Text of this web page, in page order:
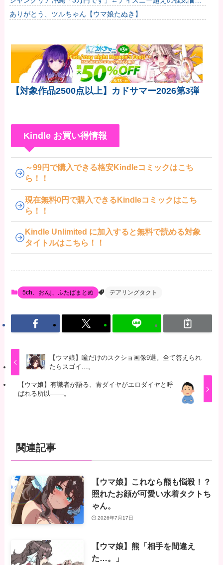
ｗｗｗ
ありがとう、ツルちゃん【ウマ娘たぬき】
【対象作品2500点以上】カドサマー2026第3弾
Kindle お買い得情報
～99円で購入できる格安Kindleコミックはこち
ら！！
現在無料0円で購入できるKindleコミックはこち
ら！！
Kindle Unlimited に加入すると無料で読める対象
タイトルはこちら！！
5ch、おんj、ふたばまとめ デアリングタクト
【ウマ娘】瞳だけのスクショ画像9選。全て答えられ
たらスゴイ…。
【ウマ娘】有識者が語る、青ダイヤがエロダイヤと呼
ばれる所以───。
関連記事
【ウマ娘】これなら熊も悩殺！？
照れたお顔が可愛い水着タクトち
ゃん。
2026年7月17日
【ウマ娘】熊「相手を間違え
た…。」